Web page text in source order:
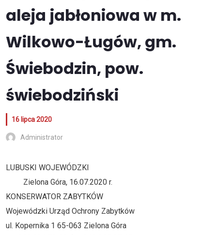
aleja jabłoniowa w m.
Wilkowo-Ługów, gm.
Świebodzin, pow.
świebodziński
16 lipca 2020
Administrator
LUBUSKI WOJEWÓDZKI
Zielona Góra, 16.07.2020 r.
KONSERWATOR ZABYTKÓW
Wojewódzki Urząd Ochrony Zabytków
ul. Kopernika 1 65-063 Zielona Góra